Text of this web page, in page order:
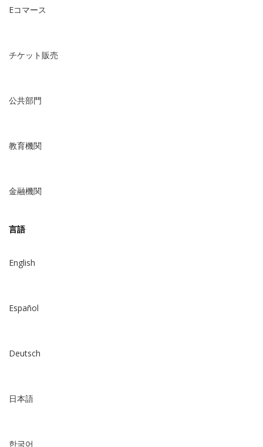
Eコマース
チケット販売
公共部門
教育機関
金融機関
言語
English
Español
Deutsch
日本語
한국어